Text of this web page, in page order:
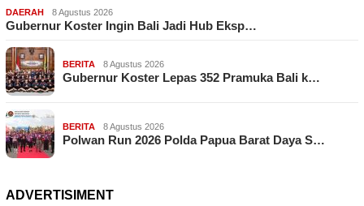
DAERAH 8 Agustus 2026
Gubernur Koster Ingin Bali Jadi Hub Eksp…
BERITA 8 Agustus 2026
Gubernur Koster Lepas 352 Pramuka Bali k…
BERITA 8 Agustus 2026
Polwan Run 2026 Polda Papua Barat Daya S…
ADVERTISIMENT